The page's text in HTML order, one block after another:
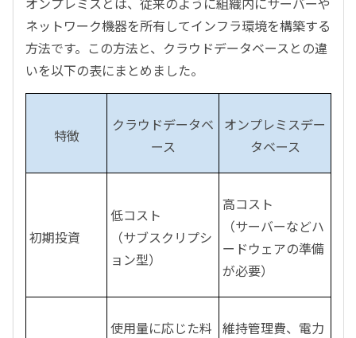
ネットワーク機器を所有してインフラ環境を構築する
方法です。この方法と、クラウドデータベースとの違
いを以下の表にまとめました。
特徴
クラウドデータベ
ース
オンプレミスデー
タベース
初期投資
低コスト
（サブスクリプシ
ョン型）
高コスト
（サーバーなどハ
ードウェアの準備
が必要）
使用量に応じた料 維持管理費、電力